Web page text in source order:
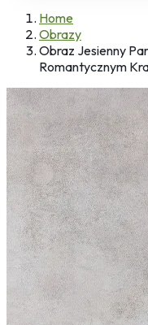
Home
Obrazy
Obraz Jesienny
Romantycznym